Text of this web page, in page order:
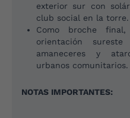
Todas General
¿Cuándo se realiza el
exterior sur con
club social en la torre.
Como broche final,
orientación
amaneceres y
urbanos comunitarios.
NOTAS IMPORTANTES: